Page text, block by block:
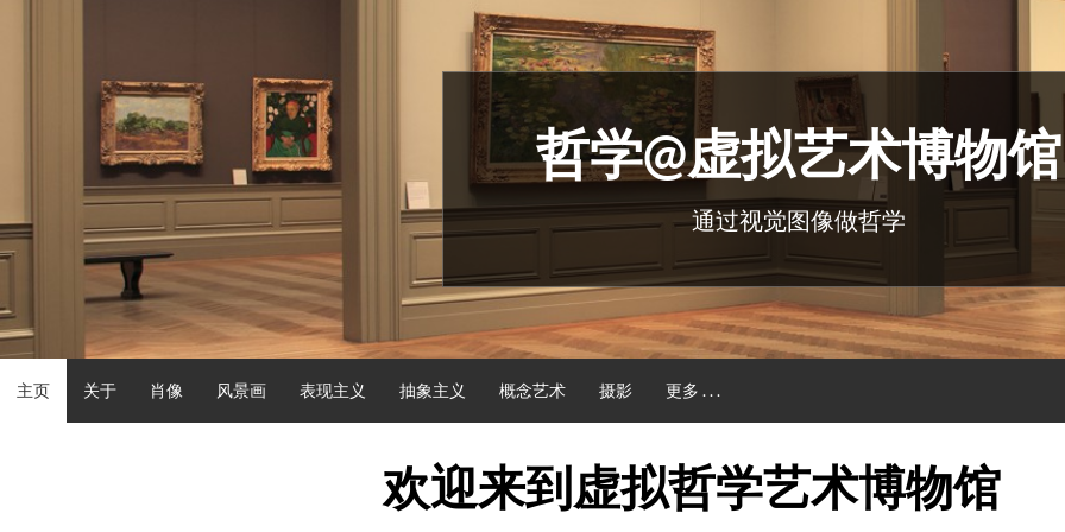
哲学@虚拟艺术博物馆
通过视觉图像做哲学
主页 关于 肖像 风景画 表现主义 抽象主义 概念艺术 摄影 更多 . . .
欢迎来到虚拟哲学艺术博物馆